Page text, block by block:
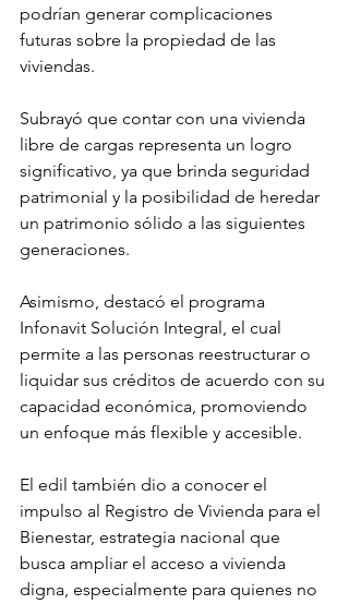
podrían generar complicaciones
futuras sobre la propiedad de las
viviendas.
Subrayó que contar con una vivienda
libre de cargas representa un logro
significativo, ya que brinda seguridad
patrimonial y la posibilidad de heredar
un patrimonio sólido a las siguientes
generaciones.
Asimismo, destacó el programa
Infonavit Solución Integral, el cual
permite a las personas reestructurar o
liquidar sus créditos de acuerdo con su
capacidad económica, promoviendo
un enfoque más flexible y accesible.
El edil también dio a conocer el
impulso al Registro de Vivienda para el
Bienestar, estrategia nacional que
busca ampliar el acceso a vivienda
digna, especialmente para quienes no